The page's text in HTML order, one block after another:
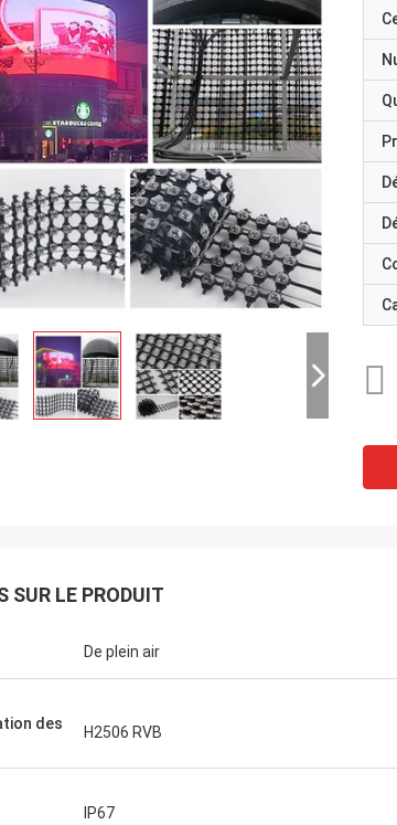
SUR LE PRODUIT
De plein air
des
H2506 RVB
IP67